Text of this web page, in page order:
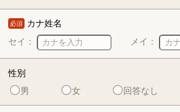
必須 カナ姓名
セイ：
メイ：
性別
男
女 回答なし